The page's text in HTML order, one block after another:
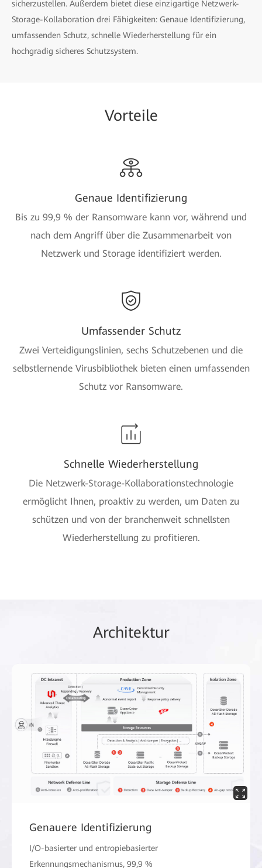
sicherzustellen. Außerdem bietet diese einzigartige Netzwerk-
Storage-Kollaboration drei Fähigkeiten: Genaue Identifizierung,
umfassenden Schutz, schnelle Wiederherstellung für ein
hochgradig sicheres Schutzsystem.
Vorteile
Genaue Identifizierung
Bis zu 99,9 % der Ransomware kann vor, während und
nach dem Angriff über die Zusammenarbeit von
Netzwerk und Storage identifiziert werden.
Umfassender Schutz
Zwei Verteidigungslinien, sechs Schutzebenen und die
selbstlernende Virusbibliothek bieten einen umfassenden
Schutz vor Ransomware.
Schnelle Wiederherstellung
Die Netzwerk-Storage-Kollaborationstechnologie
ermöglicht Ihnen, proaktiv zu werden, um Daten zu
schützen und von der branchenweit schnellsten
Wiederherstellung zu profitieren.
Architektur
Genauere Identifizierung
I/O-basierter und entropiebasierter
Erkennungsmechanismus, 99,9 %